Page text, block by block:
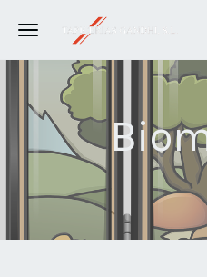
Toggle navigation